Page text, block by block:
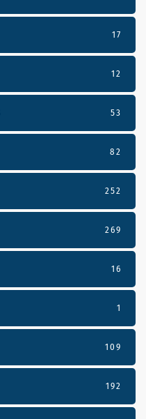
17
12
53
82
252
269
16
1
109
192